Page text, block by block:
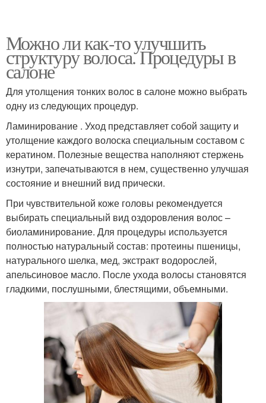
Можно ли как-то улучшить
структуру волоса. Процедуры в
салоне
Для утолщения тонких волос в салоне можно выбрать
одну из следующих процедур.
Ламинирование . Уход представляет собой защиту и
утолщение каждого волоска специальным составом с
кератином. Полезные вещества наполняют стержень
изнутри, запечатываются в нем, существенно улучшая
состояние и внешний вид прически.
При чувствительной коже головы рекомендуется
выбирать специальный вид оздоровления волос –
биоламинирование. Для процедуры используется
полностью натуральный состав: протеины пшеницы,
натурального шелка, мед, экстракт водорослей,
апельсиновое масло. После ухода волосы становятся
гладкими, послушными, блестящими, объемными.